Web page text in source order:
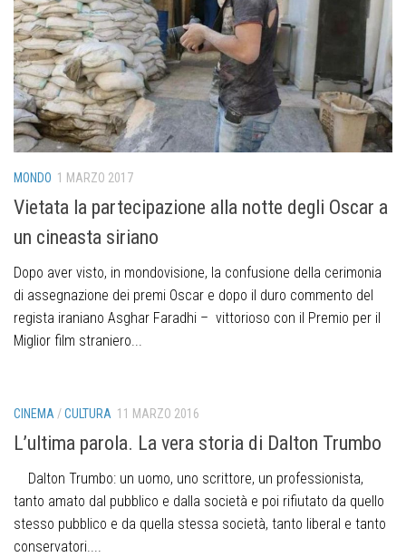
MONDO 1 MARZO 2017
Vietata la partecipazione alla notte degli Oscar a
un cineasta siriano
Dopo aver visto, in mondovisione, la confusione della cerimonia
di assegnazione dei premi Oscar e dopo il duro commento del
regista iraniano Asghar Faradhi – vittorioso con il Premio per il
Miglior film straniero...
CINEMA /CULTURA 11 MARZO 2016
L’ultima parola. La vera storia di Dalton Trumbo
Dalton Trumbo: un uomo, uno scrittore, un professionista,
tanto amato dal pubblico e dalla società e poi rifiutato da quello
stesso pubblico e da quella stessa società, tanto liberal e tanto
conservatori....